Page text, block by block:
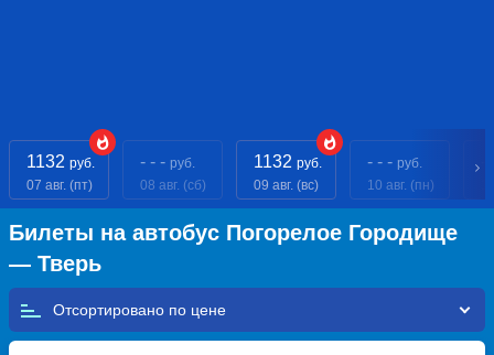
1132 руб.
07 авг. (пт)
- - - руб.
08 авг. (сб)
1132 руб.
09 авг. (вс)
- - - руб.
10 авг. (пн)
Билеты на автобус Погорелое Городище
— Тверь
Отсортировано по